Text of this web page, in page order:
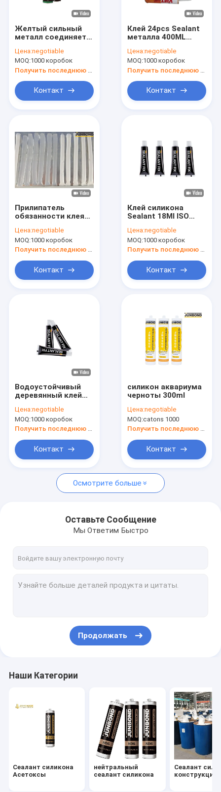
О нас
Путешествие фабрики
Спросите цитату
News
Сеалант силикона Асетоксы
Сеалант силикона конструкции
Sealant силикона окна
погодостойкий sealant силикона
Sealant полиуретана лобового стекла
Sealant силикона стопа огня
сеалант полимера госпожи
Желтый сильный
металл соединяет
слипчивого ногтя
Sealant 300ML
свободный
Цена:negotiable
MOQ:1000 коробок
Контакт
Клей 24pcs Sealant
металла 400ML
алюминий коробки
24pcs
Цена:negotiable
MOQ:1000 коробок
Контакт
Прилипатель
обязанности клея
силикона OEM
сильный
Цена:negotiable
MOQ:1000 коробок
Получить последнюю цену
Контакт
Клей силикона
Sealant 18Ml ISO
скрепляя
стеклянный
отсутствие больше
Цена:negotiable
MOQ:1000 коробок
Получить последнюю цену
Контакт
Водоустойчивый
деревянный клей
длинный
деревянный клей
конопатит трубку
Цена:negotiable
MOQ:1000 коробок
Получить последнюю цену
Контакт
силикон аквариума
черноты 300ml
Цена:negotiable
MOQ:catons 1000
Получить последнюю цену
Контакт
Осмотрите больше
Оставьте Сообщение
Мы Ответим Быстро
Продолжать
Наши Категории
Сеалант силикона
Асетоксы
нейтральный
сеалант силикона
Сеалант
конструкции